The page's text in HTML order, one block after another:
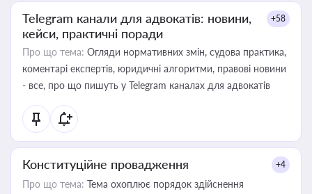
Telegram канали для адвокатів: новини,
кейси, практичні поради
+58
Про що тема: Огляди нормативних змін, судова практика,
коментарі експертів, юридичні алгоритми, правові новини
- все, про що пишуть у Telegram каналах для адвокатів
Конституційне провадження +4
Про що тема: Тема охоплює порядок здійснення